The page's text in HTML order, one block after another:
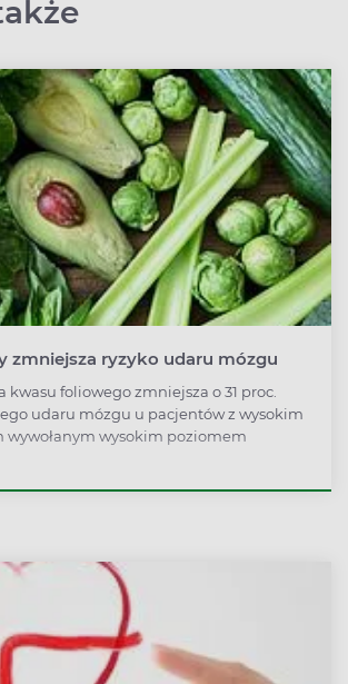
zmniejsza ryzyko udaru mózgu
foliowego zmniejsza o 31 proc.
udaru mózgu u pacjentów z wysokim
wywołanym wysokim poziomem